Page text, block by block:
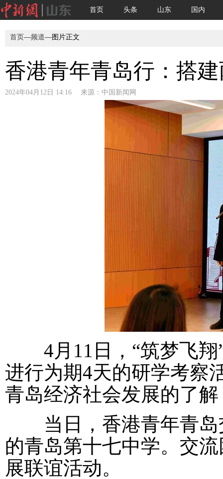
首页 头条 山东 国内
首页—频道—图片正文
香港青年青岛行：搭
2024年04月12日 14:16 来源： 中国新闻网
4月11日，“筑梦飞翔”
进行为期4天的研学考察
青岛经济社会发展的了
当日，香港青年青岛
的青岛第十七中学。交
展联谊活动。